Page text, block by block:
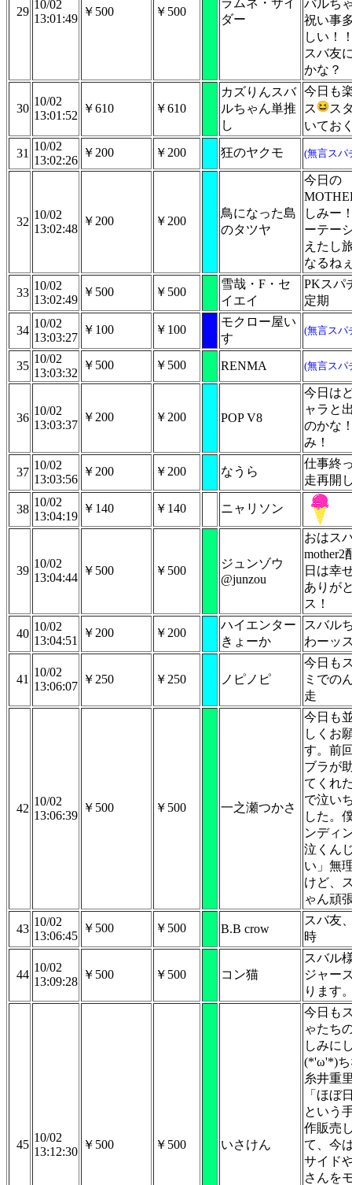
29
10/02
13:01:49
￥500 ￥500
ラムネ・サイ
ダー
バルち
祝い事
しい！
スバ友
かな？
30
10/02
13:01:52
￥610 ￥610
カズりんスバ
ルちゃん単推
し
今日も
ス
ス
いてお
31
10/02
13:02:26
￥200 ￥200 狂のヤクモ (無言スパ
32
10/02
13:02:48
￥200 ￥200
鳥になった島
のタツヤ
今日の
しみー
ーテー
えたし
なるね
33
10/02
13:02:49
￥500 ￥500
雪哉・F・セ
イエイ
PKスパ
定期
34
10/02
13:03:27
￥100 ￥100
モクロー屋い
すゞ
(無言スパ
35
10/02
13:03:32
￥500 ￥500 RENMA (無言スパ
36
10/02
13:03:37
￥200 ￥200 POP V8
今日は
ャラと
のかな
み！
37
10/02
13:03:56
￥200 ￥200 なうら
仕事終
走再開
38
10/02
13:04:19
￥140 ￥140 ニャリソン
39
10/02
13:04:44
￥500 ￥500
ジュンゾウ
@junzou
おはス
mother2
日は幸
ありが
ス！
40
10/02
13:04:51
￥200 ￥200
ハイエンター
きょーか
スバル
わーッ
41
10/02
13:06:07
￥250 ￥250 ノピノピ
今日も
ミでの
走
42
10/02
13:06:39
￥500 ￥500 一之瀬つかさ
今日も
しくお
す。前
ブラが
てくれ
で泣い
した。
ンディ
泣くん
い」無
けど、
ゃん頑
43
10/02
13:06:45
￥500 ￥500 B.B crow
スバ友
時
44
10/02
13:09:28
￥500 ￥500 コン猫
スバル
ジャー
ります
45
10/02
13:12:30
￥500 ￥500 いさけん
今日も
ゃたち
しみに
(*'ω'*)ち
糸井重
「ほぼ
という
作販売
て、今
サイド
さんを